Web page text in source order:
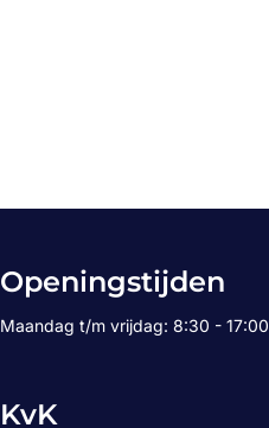
Openingstijden
Maandag t/m vrijdag: 8:30 - 17:00
KvK